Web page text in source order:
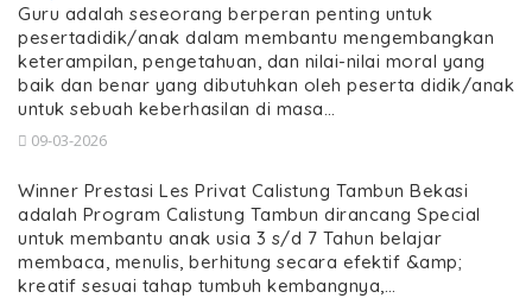
Guru adalah seseorang berperan penting untuk
pesertadidik/anak dalam membantu mengembangkan
keterampilan, pengetahuan, dan nilai-nilai moral yang
baik dan benar yang dibutuhkan oleh peserta didik/anak
untuk sebuah keberhasilan di masa…
09-03-2026
Winner Prestasi Les Privat Calistung Tambun Bekasi
adalah Program Calistung Tambun dirancang Special
untuk membantu anak usia 3 s/d 7 Tahun belajar
membaca, menulis, berhitung secara efektif &amp;
kreatif sesuai tahap tumbuh kembangnya,…